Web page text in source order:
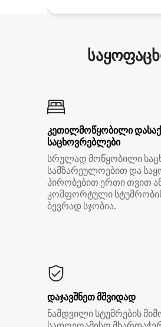
კეთილმოწყობილი
საცხოვრებლები
სრულად მოწყობილი
სამზარეულოებით და
პირობებით ერთი თვით
კომფორტული
ბევრად სჯობია.
დაჯავშნეთ მშვიდად
ნამდვილი სტუმრების